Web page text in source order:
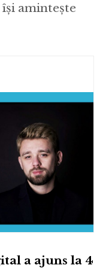
amintește
a ajuns la 4